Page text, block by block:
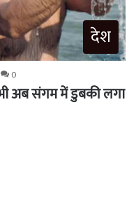
देश
0
अब संगम में डुबकी लगा